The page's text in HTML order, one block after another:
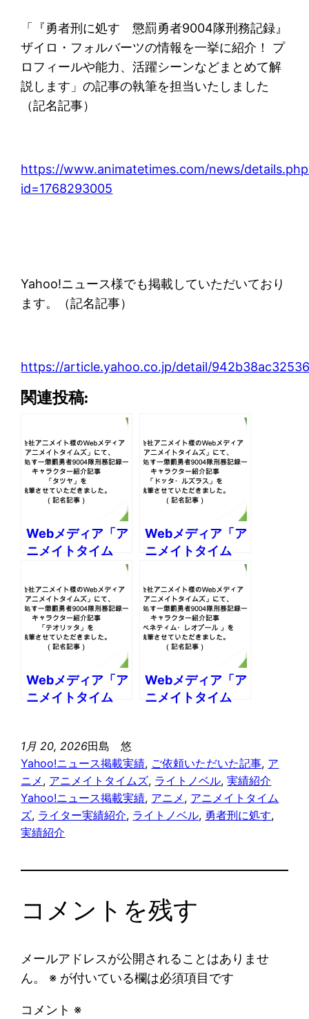
「『勇者刑に処す 懲罰勇者9004隊刑務記録』
ザイロ・フォルバーツの情報を一挙に紹介！ プ
ロフィールや能力、活躍シーンなどまとめて解
説します」の記事の執筆を担当いたしました
（記名記事）
https://www.animatetimes.com/news/
id=1768293005
Yahoo!ニュース様でも掲載していただいており
ます。（記名記事）
https://article.yahoo.co.jp/detail/
関連投稿:
Webメディア「ア
ニメイトタイム
「『勇者刑に処
す 懲罰勇者
9004隊刑務記
録』タツヤの情報
を一挙に紹介！ プ
ロフィールや能
力、活躍シーンな
どまとめて解説し
筆を担当いたしま
した（記名記事）
Webメディア「ア
ニメイトタイム
「『勇者刑に処
す 懲罰勇者
9004隊刑務記
録』ドッタ・ルズ
ラスの情報を一挙
に紹介！ プロフィ
ールや能力、活躍
シーンなどまとめ
いたしました（記
名記事）
Webメディア「ア
ニメイトタイム
す 懲罰勇者
9004隊刑務記
録』テオリッタの
情報を一挙に紹
介！ プロフィール
や能力、活躍シー
説します」の記事
しました（記名記
事）
Webメディア「ア
ニメイトタイム
9004隊刑務記
録』ベネティム・
レオプールの情報
を一挙に紹介！ プ
どまとめて解説し
筆を担当いたしま
した（記名記事）
1月 20, 2026田島 悠
Yahoo!ニュース掲載実績, ご依頼いただいた記事, ア
ニメ , アニメイトタイムズ, ライトノベル, 実績紹介
Yahoo!ニュース掲載実績, アニメ , アニメイトタイム
ズ, ライター実績紹介, ライトノベル, 勇者刑に処す
実績紹介
コメントを残す
メールアドレスが公開されることはありませ
ん。
※ が付いている欄は必須項目です
コメント ※